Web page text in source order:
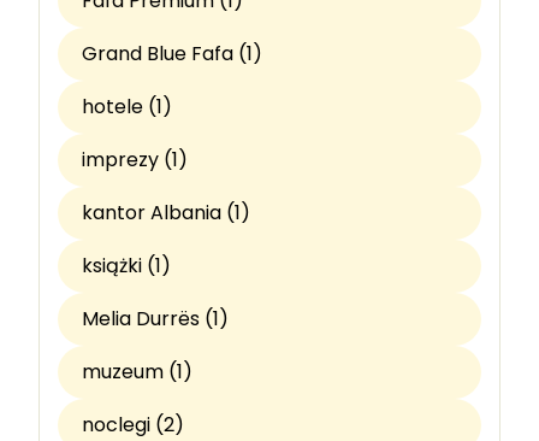
Grand Blue Fafa (1)
hotele (1)
imprezy (1)
kantor Albania (1)
książki (1)
Melia Durrës (1)
muzeum (1)
noclegi (2)